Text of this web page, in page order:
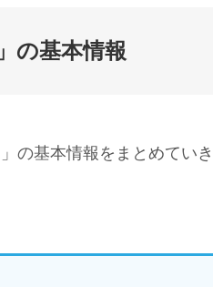
の基本情報
の基本情報をまとめていき